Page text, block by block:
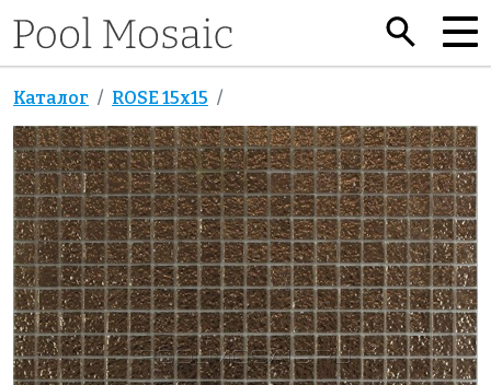
Каталог ROSE 15x15